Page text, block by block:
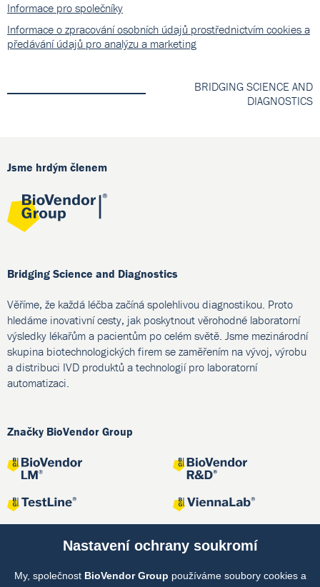
Informace pro společníky
Informace o zpracování osobních údajů prostřednictvím cookies a
předávání údajů pro analýzu a marketing
BRIDGING SCIENCE AND
DIAGNOSTICS
Jsme hrdým členem
Bridging Science and Diagnostics
Věříme, že každá léčba začíná spolehlivou diagnostikou. Proto
hledáme inovativní cesty, jak poskytnout věrohodné laboratorní
výsledky lékařům a pacientům po celém světě. Jsme mezinárodní
skupina biotechnologických firem se zaměřením na vývoj, výrobu
a distribuci IVD produktů a technologií pro laboratorní
automatizaci.
Značky BioVendor Group
Nastavení ochrany soukromí
My, společnost BioVendor Group používáme soubory cookies a